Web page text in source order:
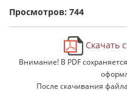
Просмотров: 744
Скачать
Внимание! В PDF
После скачивания